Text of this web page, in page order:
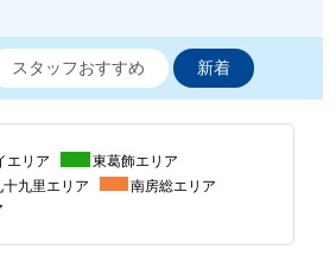
スタッフおすすめ 新着
エリア
東葛飾エリア
十九里エリア
南房総エリア